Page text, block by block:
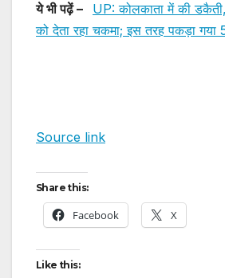
ये भी पढ़ें – UP: कोलकाता में की
को देता रहा चकमा; इस तरह पकड़ा गया
Source link
Share this:
Facebook X
Like this: